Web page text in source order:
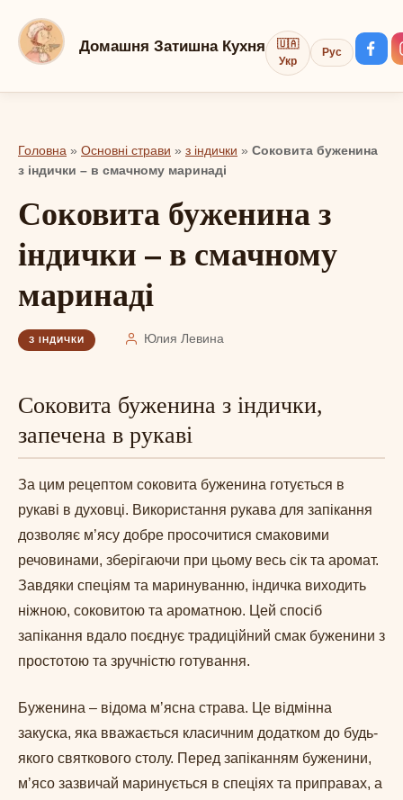
вмісту
Домашня Затишна Кухня
🇺🇦
Укр
Рус
Головна » Основні страви » з індички » Соковита буженина
з індички – в смачному маринаді
Соковита буженина з
індички – в смачному
маринаді
З ІНДИЧКИ Юлия Левина
Соковита буженина з індички,
запечена в рукаві
За цим рецептом соковита буженина готується в
рукаві в духовці. Використання рукава для запікання
дозволяє м’ясу добре просочитися смаковими
речовинами, зберігаючи при цьому весь сік та аромат.
Завдяки спеціям та маринуванню, індичка виходить
ніжною, соковитою та ароматною. Цей спосіб
запікання вдало поєднує традиційний смак буженини з
простотою та зручністю готування.
Буженина – відома мʼясна страва. Це відмінна
закуска, яка вважається класичним додатком до будь-
якого святкового столу. Перед запіканням буженини,
мʼясо зазвичай маринується в спеціях та приправах, а